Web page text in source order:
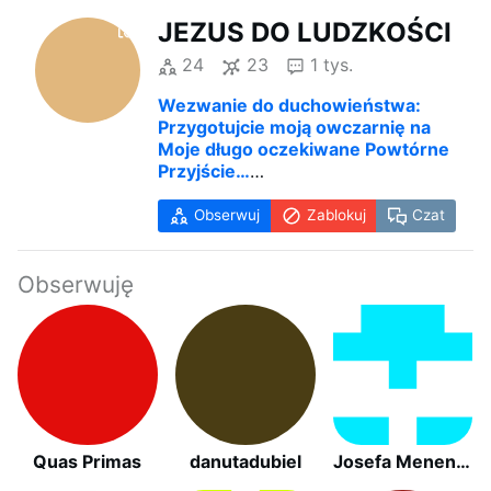
JEZUS DO LUDZKOŚCI
24 23
1 tys.
Wezwanie do duchowieństwa:
Przygotujcie moją owczarnię na
Moje długo oczekiwane Powtórne
Przyjście…
PLAN CODZIENNYCH I
COMIESIĘCZNYCH
MODLITEWNYCH SPOTKAŃ
DO LUDZKOŚCI" NA ŻYWO PRZEZ
ZOOM
___________
ORĘDZIA OSTRZEGAJĄCE PRZED
GLOBALNYMI SZCZEPIENIAMI
___________
Wszystkie Modlitwy Krucjaty
dostępne są na stronie
Obserwuj Zablokuj Czat
Obserwuję
Quas Primas danutadubiel Josefa Menendez